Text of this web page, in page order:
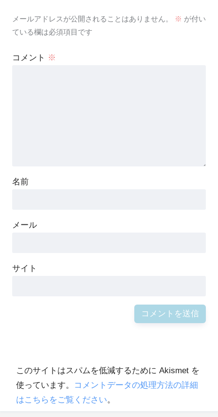
メールアドレスが公開されることはありません。 ※ が付い
ている欄は必須項目です
コメント ※
名前
メール
サイト
このサイトはスパムを低減するために Akismet を
使っています。 コメントデータの処理方法の詳細
はこちらをご覧ください。